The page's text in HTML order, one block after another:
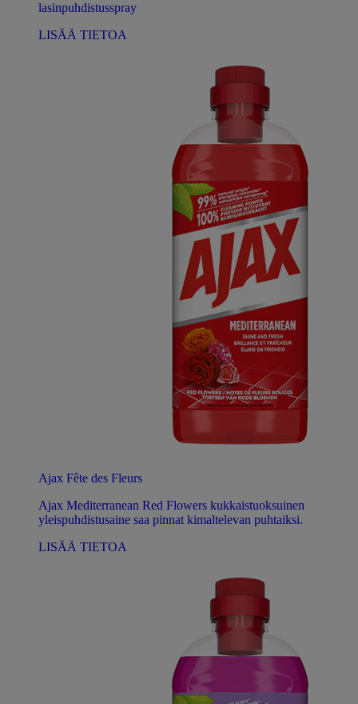
lasinpuhdistusspray
LISÄÄ TIETOA
Ajax Fête des Fleurs
Ajax Mediterranean Red Flowers kukkaistuoksuinen
yleispuhdistusaine saa pinnat kimaltelevan puhtaiksi.
LISÄÄ TIETOA